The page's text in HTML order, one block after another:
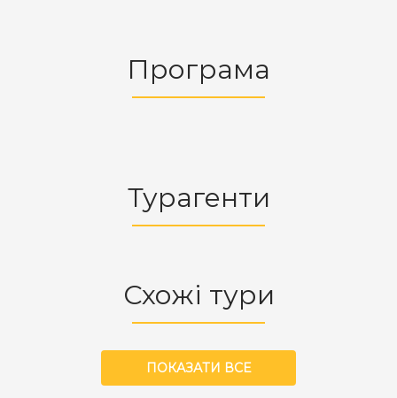
Програма
Турагенти
Схожі тури
ПОКАЗАТИ ВСЕ